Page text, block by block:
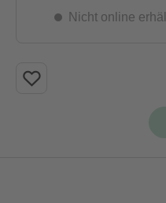
Nicht online